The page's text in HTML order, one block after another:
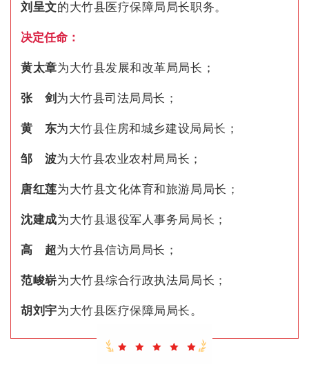
刘呈文的大竹县医疗保障局局长职务。
决定任命 ：
黄太章为大竹县发展和改革局局长；
张 剑 为大竹县司法局局长；
黄 东为大竹县住房和城乡建设局局长；
邹 波为大竹县农业农村局局长；
唐红莲为大竹县文化体育和旅游局局长；
沈建成为大竹县退役军人事务局局长；
高 超为大竹县信访局局长；
范峻崭为大竹县综合行政执法局局长；
胡刘宇为大竹县医疗保障局局长。